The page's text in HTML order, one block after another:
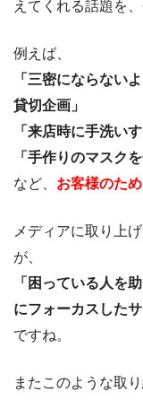
えてくれる話題を
例えば、
「三密にならない
貸切企画」
「来店時に手洗い
「手作りのマスク
など、 お客様のた
メディアに取り上
が、
「困っている人を
にフォーカスした
ですね。
またこのような取